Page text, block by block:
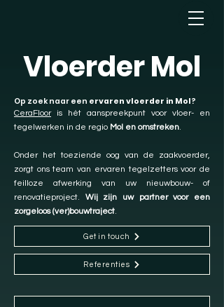
Vloerder Mol
Op zoek naar een ervaren vloerder in Mol?
CeraFlooris hét aanspreekpunt voor vloer- en
tegelwerken in de regio Mol en omstreken.
Onder het toeziende oog van de zaakvoerder,
zorgt ons team van ervaren tegelzetters voor de
feilloze afwerking van uw nieuwbouw- of
renovatieproject. Wij zijn uw partner voor een
zorgeloos (ver)bouwtraject.
Get in touch
Referenties